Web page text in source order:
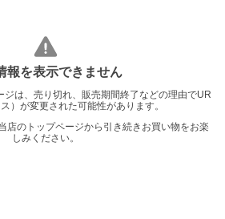
報を表示できません
ジは、売り切れ、販売期間終了などの理由でUR
）が変更された可能性があります。
店のトップページから引き続きお買い物をお楽
しみください。